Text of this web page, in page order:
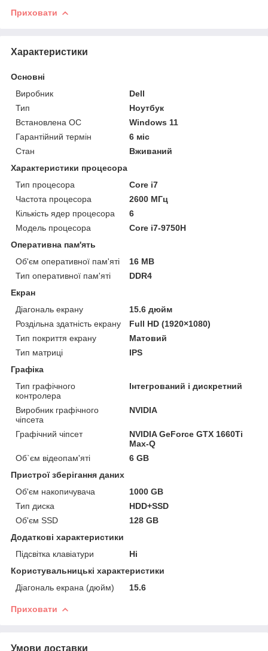
Приховати
Характеристики
Основні
Виробник
Dell
Тип
Ноутбук
Встановлена ОС
Windows 11
Гарантійний термін
6 міс
Стан
Вживаний
Характеристики процесора
Тип процесора
Core i7
Частота процесора
2600 МГц
Кількість ядер процесора
6
Модель процесора
Core i7-9750H
Оперативна пам'ять
Об'єм оперативної пам'яті
16 MB
Тип оперативної пам'яті
DDR4
Екран
Діагональ екрану
15.6 дюйм
Роздільна здатність екрану
Full HD (1920×1080)
Тип покриття екрану
Матовий
Тип матриці
IPS
Графіка
Тип графічного
контролера
Інтегрований і дискретний
Виробник графічного
чіпсета
NVIDIA
Графічний чіпсет
NVIDIA GeForce GTX 1660Ti
Max-Q
Об`єм відеопам'яті
6 GB
Пристрої зберігання даних
Об'єм накопичувача
1000 GB
Тип диска
HDD+SSD
Об'єм SSD
128 GB
Додаткові характеристики
Підсвітка клавіатури
Ні
Користувальницькі характеристики
Діагональ екрана (дюйм)
15.6
Приховати
Умови доставки